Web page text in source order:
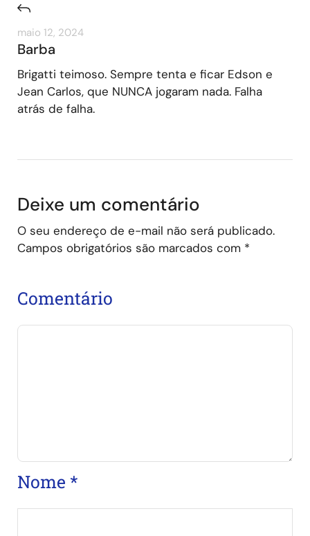
maio 12, 2024
Barba
Brigatti teimoso. Sempre tenta e ficar Edson e
Jean Carlos, que NUNCA jogaram nada. Falha
atrás de falha.
Deixe um comentário
O seu endereço de e-mail não será publicado.
Campos obrigatórios são marcados com *
Comentário
Nome *